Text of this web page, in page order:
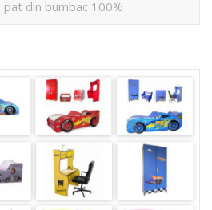
pat din bumbac 100%